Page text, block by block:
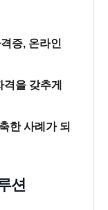
증, 온라인
을 갖추게
한 사례가 되
션